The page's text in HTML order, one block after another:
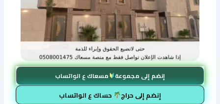
إنضم إلى مجموعة مسعاك ع الواتساب
إنضم إلى حراج حساك ع الواتساب